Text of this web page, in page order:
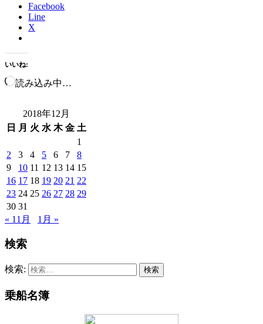
Facebook
Line
X
いいね:
読み込み中…
2018年12月
日
月 火 水 木 金 土
1
2
3 4 5 6 7
8
9
10 11 12 13 14 15
16 17 18 19 20 21 22
23 24 25 26 27 28 29
30 31
« 11月
1月 »
検索
検索:
乗船名簿